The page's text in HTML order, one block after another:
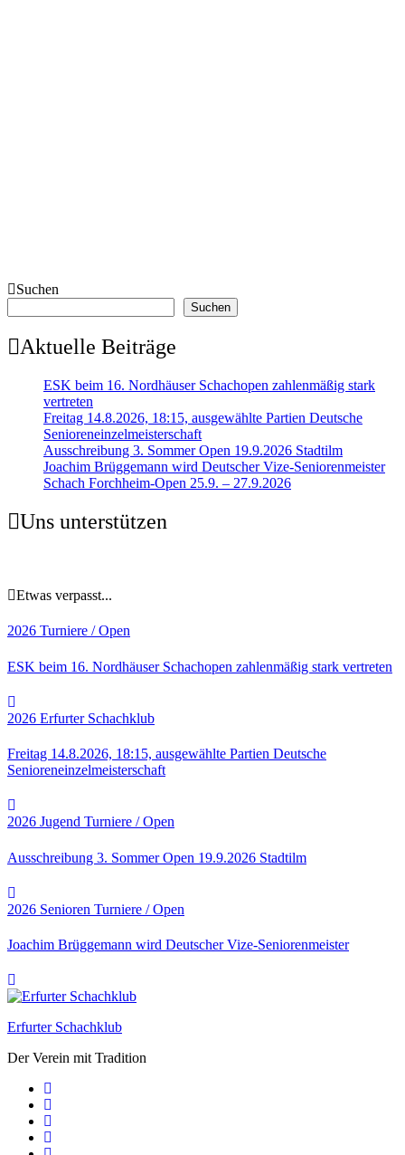
Suchen
Suchen
Aktuelle Beiträge
ESK beim 16. Nordhäuser Schachopen zahlenmäßig stark
vertreten
Freitag 14.8.2026, 18:15, ausgewählte Partien Deutsche
Senioreneinzelmeisterschaft
Ausschreibung 3. Sommer Open 19.9.2026 Stadtilm
Joachim Brüggemann wird Deutscher Vize-Seniorenmeister
Schach Forchheim-Open 25.9. – 27.9.2026
Uns unterstützen
Etwas verpasst...
2026 Turniere / Open
ESK beim 16. Nordhäuser Schachopen zahlenmäßig stark vertreten
2026 Erfurter Schachklub
Freitag 14.8.2026, 18:15, ausgewählte Partien Deutsche
Senioreneinzelmeisterschaft
2026 Jugend Turniere / Open
Ausschreibung 3. Sommer Open 19.9.2026 Stadtilm
2026 Senioren Turniere / Open
Joachim Brüggemann wird Deutscher Vize-Seniorenmeister
Erfurter Schachklub
Der Verein mit Tradition